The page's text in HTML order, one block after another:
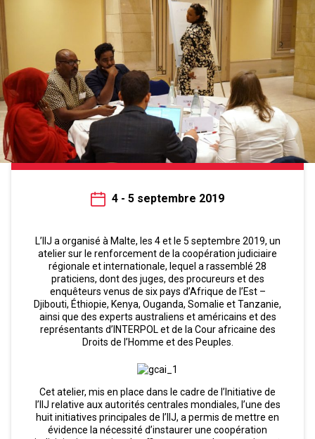
4 - 5 septembre 2019
L’IIJ a organisé à Malte, les 4 et le 5 septembre 2019, un
atelier sur le renforcement de la coopération judiciaire
régionale et internationale, lequel a rassemblé 28
praticiens, dont des juges, des procureurs et des
enquêteurs venus de six pays d’Afrique de l’Est –
Djibouti, Éthiopie, Kenya, Ouganda, Somalie et Tanzanie,
ainsi que des experts australiens et américains et des
représentants d’INTERPOL et de la Cour africaine des
Droits de l’Homme et des Peuples.
Cet atelier, mis en place dans le cadre de l’Initiative de
l’IIJ relative aux autorités centrales mondiales, l’une des
huit initiatives principales de l’IIJ, a permis de mettre en
évidence la nécessité d’instaurer une coopération